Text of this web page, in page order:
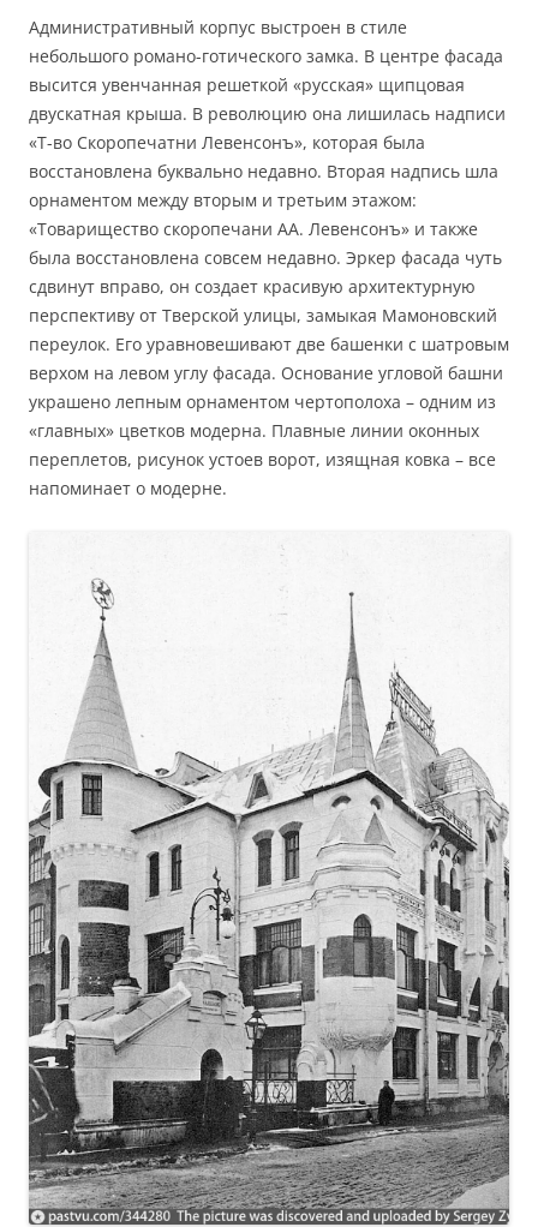
Административный корпус выстроен в стиле
небольшого романо-готического замка. В центре фасада
высится увенчанная решеткой «русская» щипцовая
двускатная крыша. В революцию она лишилась надписи
«Т-во Скоропечатни Левенсонъ», которая была
восстановлена буквально недавно. Вторая надпись шла
орнаментом между вторым и третьим этажом:
«Товарищество скоропечани АА. Левенсонъ» и также
была восстановлена совсем недавно. Эркер фасада чуть
сдвинут вправо, он создает красивую архитектурную
перспективу от Тверской улицы, замыкая Мамоновский
переулок. Его уравновешивают две башенки с шатровым
верхом на левом углу фасада. Основание угловой башни
украшено лепным орнаментом чертополоха – одним из
«главных» цветков модерна. Плавные линии оконных
переплетов, рисунок устоев ворот, изящная ковка – все
напоминает о модерне.